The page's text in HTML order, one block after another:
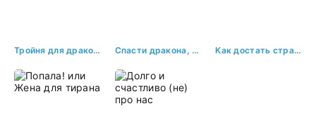
Тройня для дракона Спасти дракона, или как влюбить истинную Как достать стража. Влюбить и присвоить